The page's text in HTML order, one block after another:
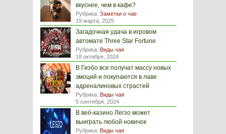
вкуснее, чем в кафе?
Рубрика: Заметки о чае
19 марта, 2025
Загадочная удача в игровом
автомате Three Star Fortune
Рубрика: Виды чая
18 октября, 2024
В Гизбо все получат массу новых
эмоций и покупаются в лаве
адреналиновых страстей
Рубрика: Виды чая
5 сентября, 2024
В веб-казино Легзо может
выиграть любой новичок
Рубрика: Виды чая